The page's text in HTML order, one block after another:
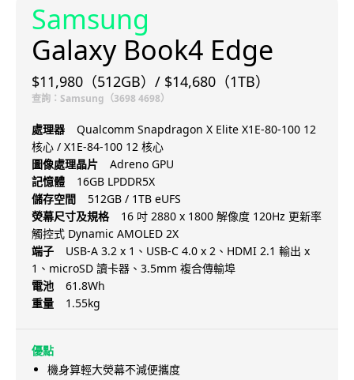
Samsung
Galaxy Book4 Edge
$11,980（512GB）/ $14,680（1TB）
查詢：Samsung（3698 4698）
處理器
Qualcomm Snapdragon X Elite X1E-80-100 12
核心 / X1E-84-100 12 核心
圖像處理晶片
Adreno GPU
記憶體
16GB LPDDR5X
儲存空間
512GB / 1TB eUFS
熒幕尺寸及規格
16 吋 2880 x 1800 解像度 120Hz 更新率
觸控式 Dynamic AMOLED 2X
端子
USB-A 3.2 x 1、USB-C 4.0 x 2、HDMI 2.1 輸出 x
1、microSD 讀卡器、3.5mm 複合傳輸埠
電池
61.8Wh
重量
1.55kg
優點
機身算輕大熒幕不減便攜度